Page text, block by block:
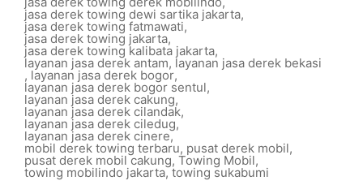
jasa derek towing dewi sartika jakarta,
jasa derek towing fatmawati,
jasa derek towing jakarta,
jasa derek towing kalibata jakarta,
layanan jasa derek antam, layanan jasa derek bekasi
, layanan jasa derek bogor,
layanan jasa derek bogor sentul,
layanan jasa derek cakung,
layanan jasa derek cilandak,
layanan jasa derek ciledug,
layanan jasa derek cinere,
mobil derek towing terbaru, pusat derek mobil,
pusat derek mobil cakung, Towing Mobil,
towing mobilindo jakarta,towing sukabumi